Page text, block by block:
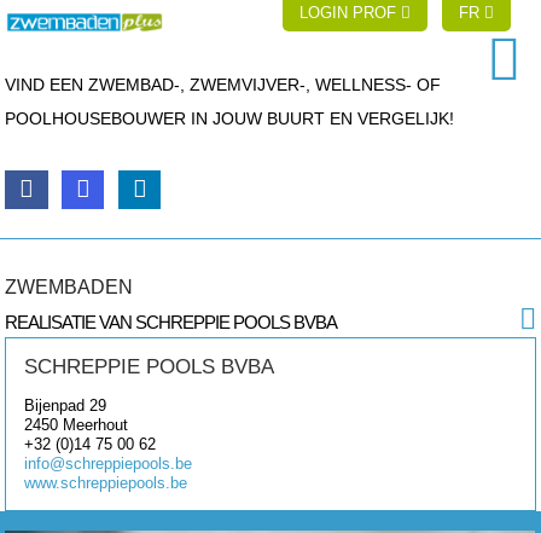
LOGIN PROF FR
VIND EEN ZWEMBAD-, ZWEMVIJVER-, WELLNESS- OF
POOLHOUSEBOUWER IN JOUW BUURT EN VERGELIJK!
ZWEMBADEN
REALISATIE VAN SCHREPPIE POOLS BVBA
SCHREPPIE POOLS BVBA
Bijenpad 29
2450 Meerhout
+32 (0)14 75 00 62
info@schreppiepools.be
www.schreppiepools.be